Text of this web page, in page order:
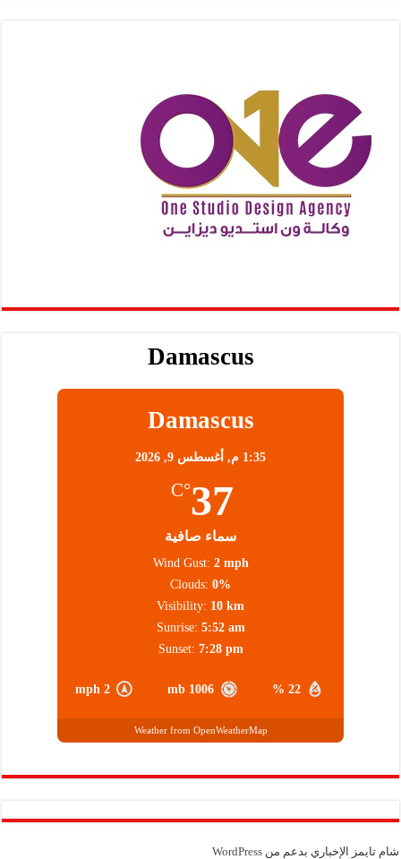
Damascus
Damascus
1:35 م, أغسطس 9, 2026
37
°C
سماء صافية
22 %
1006 mb
2 mph
Wind Gust: 2 mph
Clouds: 0%
Visibility: 10 km
Sunrise: 5:52 am
Sunset: 7:28 pm
Weather from OpenWeatherMap
شام تايمز الإخباري بدعم منWordPress